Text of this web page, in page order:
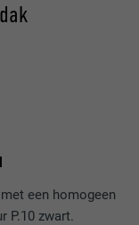
een homogeen
P.10 zwart.